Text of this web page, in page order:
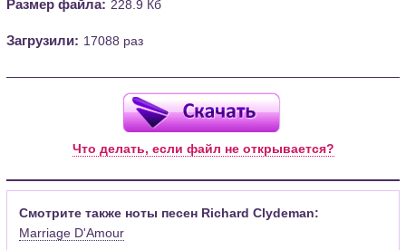
Размер файла: 228.9 Кб
Загрузили: 17088 раз
Что делать, если файл не открывается?
Смотрите также ноты песен Richard Clydeman:
Marriage D'Amour